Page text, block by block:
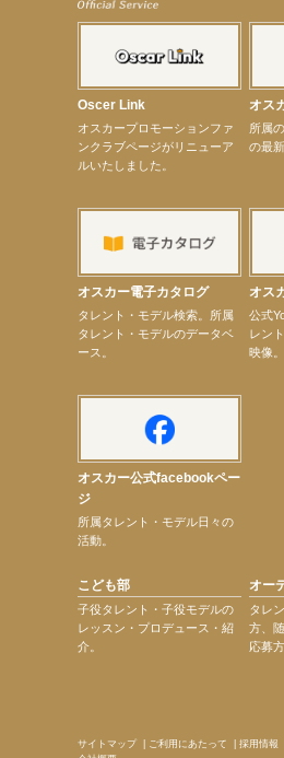
【elfin’】8月16日（日）「全世界」発売記念イベント決定
【elfin’】7thシングル『全世界』がFM TANABEでO.A.決
【昆虫ハンター牧田習】宝塚市立手塚治虫記念館トーク
ショーゲスト出演！
【定本楓馬】WEB DIGVII 連載企画『東京23時』に登場
【髙橋ひかる】7月雑誌掲載情報
【elfin’】7thシングル『全世界』がFMふくろうでパワー
【elfin’】【辻美優】8月28日（金）「辻美優(elfin’)グレ
【elfin’】9月27日（日）「Beauty Voice Theater Reboot
【本田紗来】「Ray」9月号発売中！
【宇垣美里】「マンガ【推しの子】展‐星のキセキ‐」オ
Oscer Link
オスカープロモーションファ
ンクラブページがリニューア
ルいたしました。
オス
所属
の最
オスカー電子カタログ
タレント・モデル検索。所属
タレント・モデルのデータベ
ース。
オス
公式
レン
映像。
オスカー公式facebookペー
ジ
所属タレント・モデル日々の
活動。
こども部
子役タレント・子役モデルの
レッスン・プロデュース・紹
介。
オー
タレ
方、
応募
サイトマップ| ご利用にあたって 採用情報